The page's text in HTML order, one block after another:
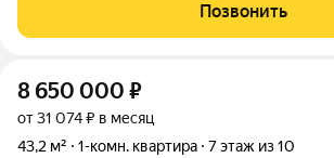
Позвонить
8 650 000 ₽
от 31 074 ₽ в месяц
43,2 м²
1-комн. квартира 7 этаж из 10